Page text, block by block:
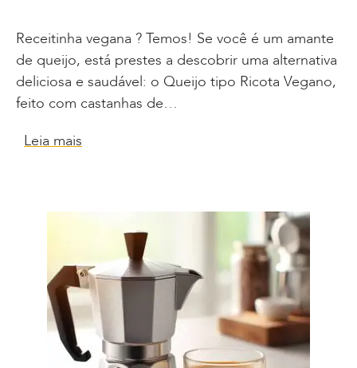
Receitinha vegana ? Temos! Se você é um amante
de queijo, está prestes a descobrir uma alternativa
deliciosa e saudável: o Queijo tipo Ricota Vegano,
feito com castanhas de…
Leia mais